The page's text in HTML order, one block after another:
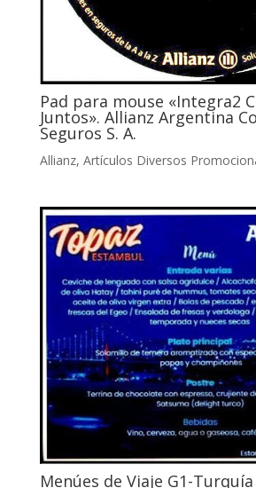
Pad para mouse «Integra2
Juntos». Allianz Argentina
Seguros S. A.
Allianz, Artículos Diversos
Menúes de Viaje G1-Turquía